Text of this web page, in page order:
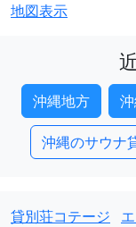
地図表示
沖縄地方
沖縄のサウナ
貸別荘コテージ